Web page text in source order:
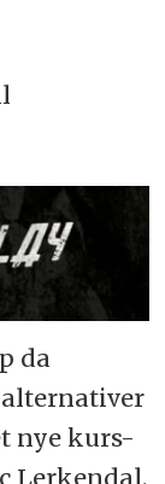
da
alternativer
nye kurs-
Lerkendal.